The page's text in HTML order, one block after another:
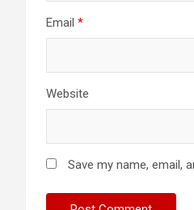
Email *
Website
Save my name, email,